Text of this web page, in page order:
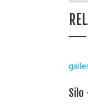
Silo